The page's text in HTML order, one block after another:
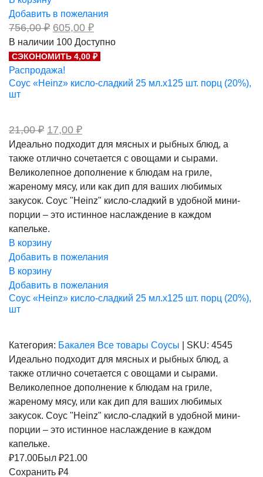
Добавить в пожелания
756,00₽ Первоначальная
цена
составляла
756,00 ₽.
605,00 ₽Текущая
605,00 ₽.
В наличии 100 Доступно
СЭКОНОМИТЬ 4,00 ₽
Распродажа!
Соус «Heinz» кисло-сладкий 25 мл.х125 шт. порц (20%),
шт
21,00₽ Первоначальная
составляла
21,00 ₽.
17,00 ₽Текущая
17,00 ₽.
Идеально подходит для мясных и рыбных блюд, а
также отлично сочетается с овощами и сырами.
Великолепное дополнение к блюдам на гриле,
жареному мясу, или как дип для ваших любимых
закусок. Соус "Heinz" кисло-сладкий в удобной мини-
порции – это истинное наслаждение в каждом
капельке.
В корзину
Добавить в пожелания
В корзину
Добавить в пожелания
Соус «Heinz» кисло-сладкий 25 мл.х125 шт. порц (20%),
шт
Категория: Бакалея Все товары Соусы SKU: 4545
Идеально подходит для мясных и рыбных блюд, а
также отлично сочетается с овощами и сырами.
Великолепное дополнение к блюдам на гриле,
жареному мясу, или как дип для ваших любимых
закусок. Соус "Heinz" кисло-сладкий в удобной мини-
порции – это истинное наслаждение в каждом
капельке.
₽17.00Был ₽21.00
Сохранить ₽4